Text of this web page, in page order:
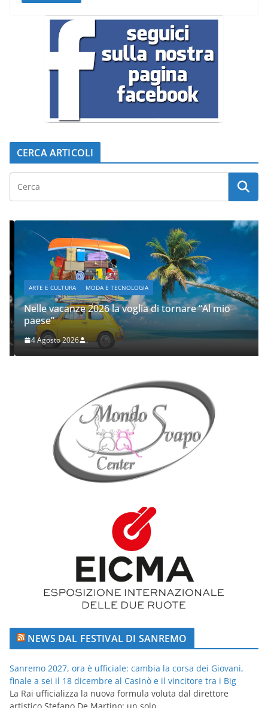
CERCA ARTICOLI
ARTE E CULTURA MODA E TECNOLOGIA
Nelle vacanze 2026 la voglia di tornare “Al mio
paese”
4 Agosto 2026 .
NEWS DAL FESTIVAL DI SANREMO
Sanremo 2027, ora è ufficiale: cambia la corsa dei Giovani,
finale a sei il 18 dicembre al Casinò e il vincitore tra i Big
La Rai ufficializza la nuova formula voluta dal direttore